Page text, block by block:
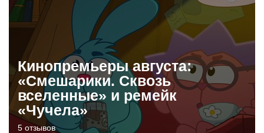
Кинопремьеры августа:
«Смешарики. Сквозь
вселенные» и ремейк
«Чучела»
5 отзывов